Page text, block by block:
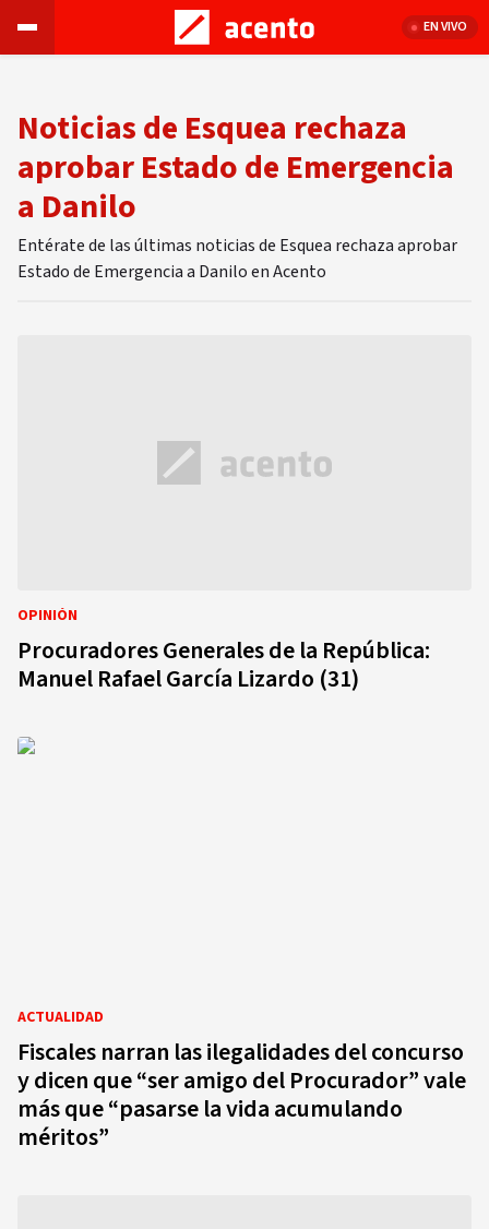
EN VIVO
Noticias de Esquea rechaza
aprobar Estado de Emergencia
a Danilo
Entérate de las últimas noticias de Esquea rechaza aprobar
Estado de Emergencia a Danilo en Acento
OPINIÓN
Procuradores Generales de la República:
Manuel Rafael García Lizardo (31)
ACTUALIDAD
Fiscales narran las ilegalidades del concurso
y dicen que “ser amigo del Procurador” vale
más que “pasarse la vida acumulando
méritos”